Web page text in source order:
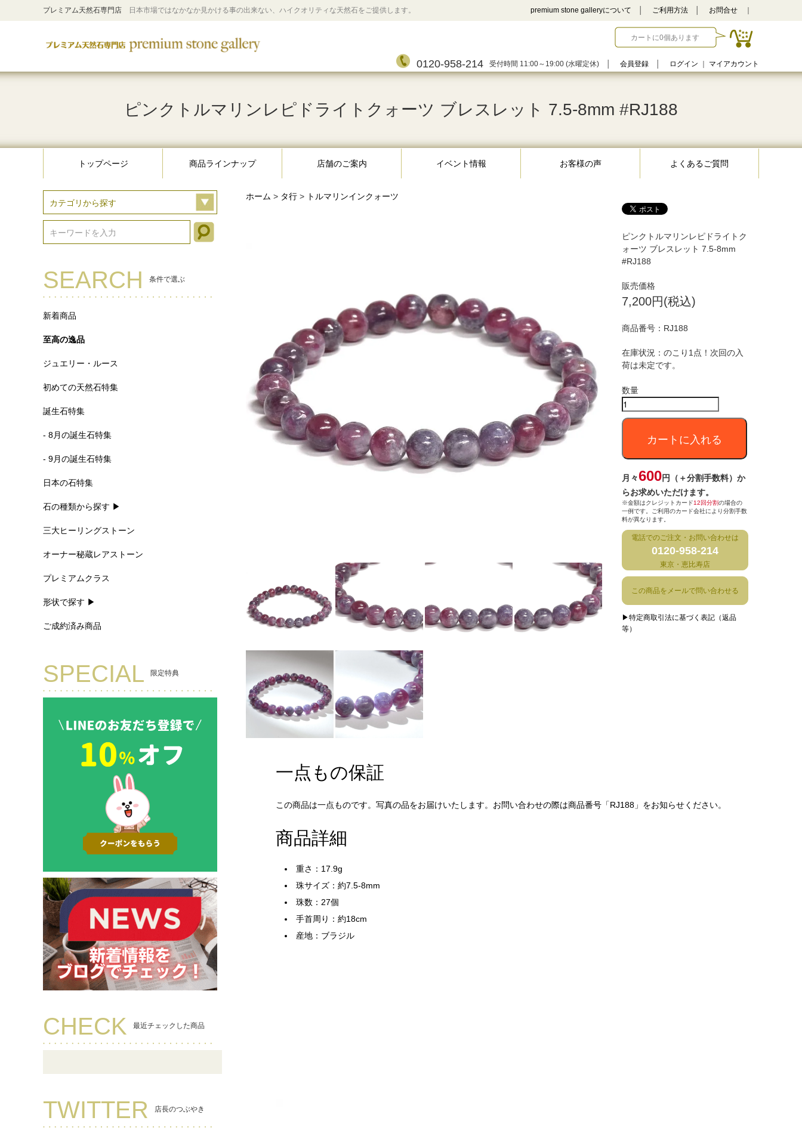
プレミアム天然石専門店 日本市場ではなかなか見かける事の出来ない、ハイクオリティな天然石をご提供します。 premium stone galleryについて ご利用方法 お問合せ
カートに0個あります
0120-958-214 受付時間 11:00～19:00 (水曜定休) 会員登録 ログイン マイアカウント
ピンクトルマリンレピドライトクォーツ ブレスレット 7.5-8mm #RJ188
トップページ 商品ラインナップ 店舗のご案内 イベント情報 お客様の声 よくあるご質問
SEARCH 条件で選ぶ
新着商品
至高の逸品
ジュエリー・ルース
初めての天然石特集
誕生石特集
- 8月の誕生石特集
- 9月の誕生石特集
日本の石特集
石の種類から探す ▶
三大ヒーリングストーン
オーナー秘蔵レアストーン
プレミアムクラス
形状で探す ▶
ご成約済み商品
SPECIAL 限定特典
CHECK 最近チェックした商品
TWITTER 店長のつぶやき
ホーム > タ行 > トルマリンインクォーツ
ピンクトルマリンレピドライトク
ォーツ ブレスレット 7.5-8mm
#RJ188
販売価格
7,200円(税込)
商品番号： RJ188
在庫状況：のこり1点！次回の入
荷は未定です。
数量
カートに入れる
月々600円（＋分割手数料）か
らお求めいただけます。
※金額はクレジットカード12回分割の場合の
一例です。ご利用のカード会社により分割手数
料が異なります。
電話でのご注文・お問い合わせは
0120-958-214
東京・恵比寿店
この商品をメールで問い合わせる
▶特定商取引法に基づく表記（返品
等）
一点もの保証
この商品は一点ものです。写真の品をお届けいたします。お問い合わせの際は商品番号「RJ188」をお知らせください。
商品詳細
重さ：17.9g
珠サイズ：約7.5-8mm
珠数：27個
手首周り：約18cm
産地：ブラジル